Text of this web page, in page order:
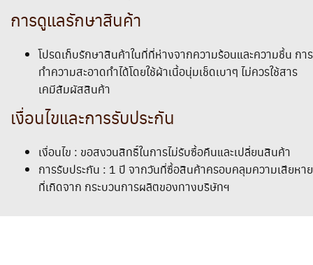
การดูแลรักษาสินค้า
โปรดเก็บรักษาสินค้าในที่ที่ห่างจากความร้อนและความชื้น การ
ทำความสะอาดทำได้โดยใช้ผ้าเนื้อนุ่มเช็ดเบาๆ ไม่ควรใช้สาร
เคมีสัมผัสสินค้า
เงื่อนไขและการรับประกัน
เงื่อนไข : ขอสงวนสิทธิ์ในการไม่รับซื้อคืนและเปลี่ยนสินค้า
การรับประกัน : 1 ปี จากวันที่ซื้อสินค้าครอบคลุมความเสียหาย
ที่เกิดจาก กระบวนการผลิตของทางบริษัทฯ